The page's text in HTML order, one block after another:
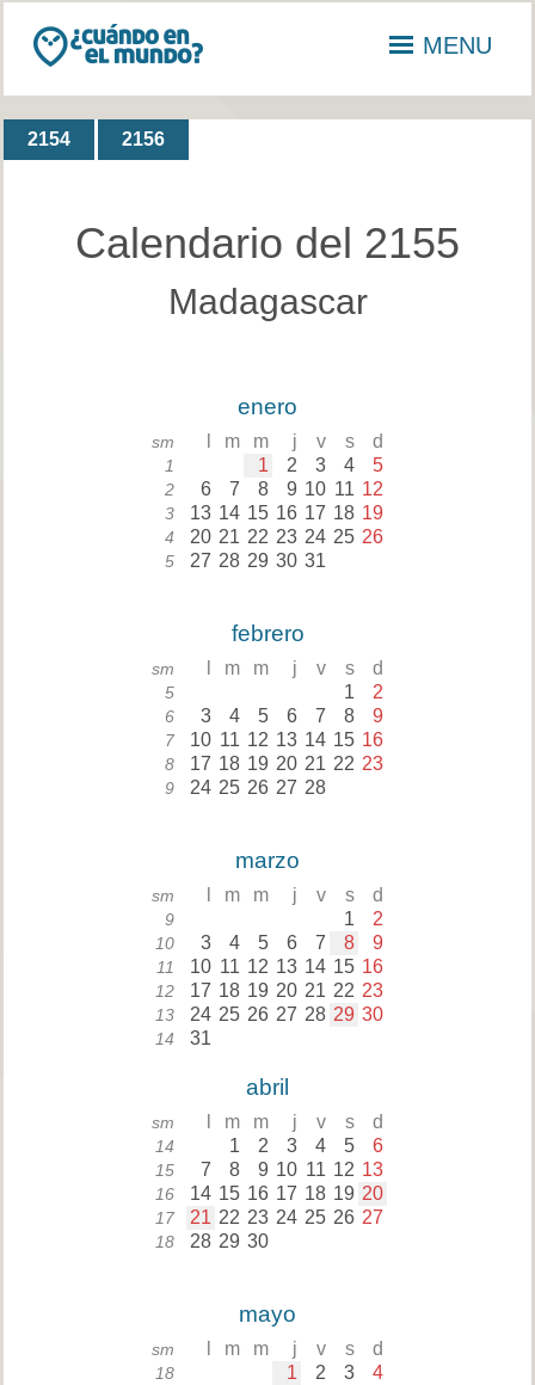
MENU
2154 2156
Calendario del 2155
Madagascar
enero
sm m m j v s d
1 1 2 3 4 5
2 6 7 8 9 10 11 12
3 13 14 15 16 17 18 19
4 20 21 22 23 24 25 26
5 27 28 29 30 31
febrero
sm m m j v s d
5 1 2
6 3 4 5 6 7 8 9
7 10 11 12 13 14 15 16
8 17 18 19 20 21 22 23
9 24 25 26 27 28
marzo
sm m m j v s d
9 1 2
10 3 4 5 6 7 8 9
11 10 11 12 13 14 15 16
12 17 18 19 20 21 22 23
13 24 25 26 27 28 29 30
14 31
abril
sm m m j v s d
14 1 2 3 4 5 6
15 7 8 9 10 11 12 13
16 14 15 16 17 18 19 20
17 21 22 23 24 25 26 27
18 28 29 30
mayo
sm m m j v s d
18 1 2 3 4